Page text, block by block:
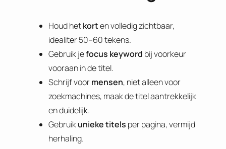
Houd hetkorten volledig zichtbaar,
idealiter 50–60 tekens.
Gebruik jefocus keyword bij voorkeur
vooraan in de titel.
Schrijf voormensen, niet alleen voor
zoekmachines, maak de titel aantrekkelijk
en duidelijk.
Gebruikunieketitels per pagina, vermijd
herhaling.